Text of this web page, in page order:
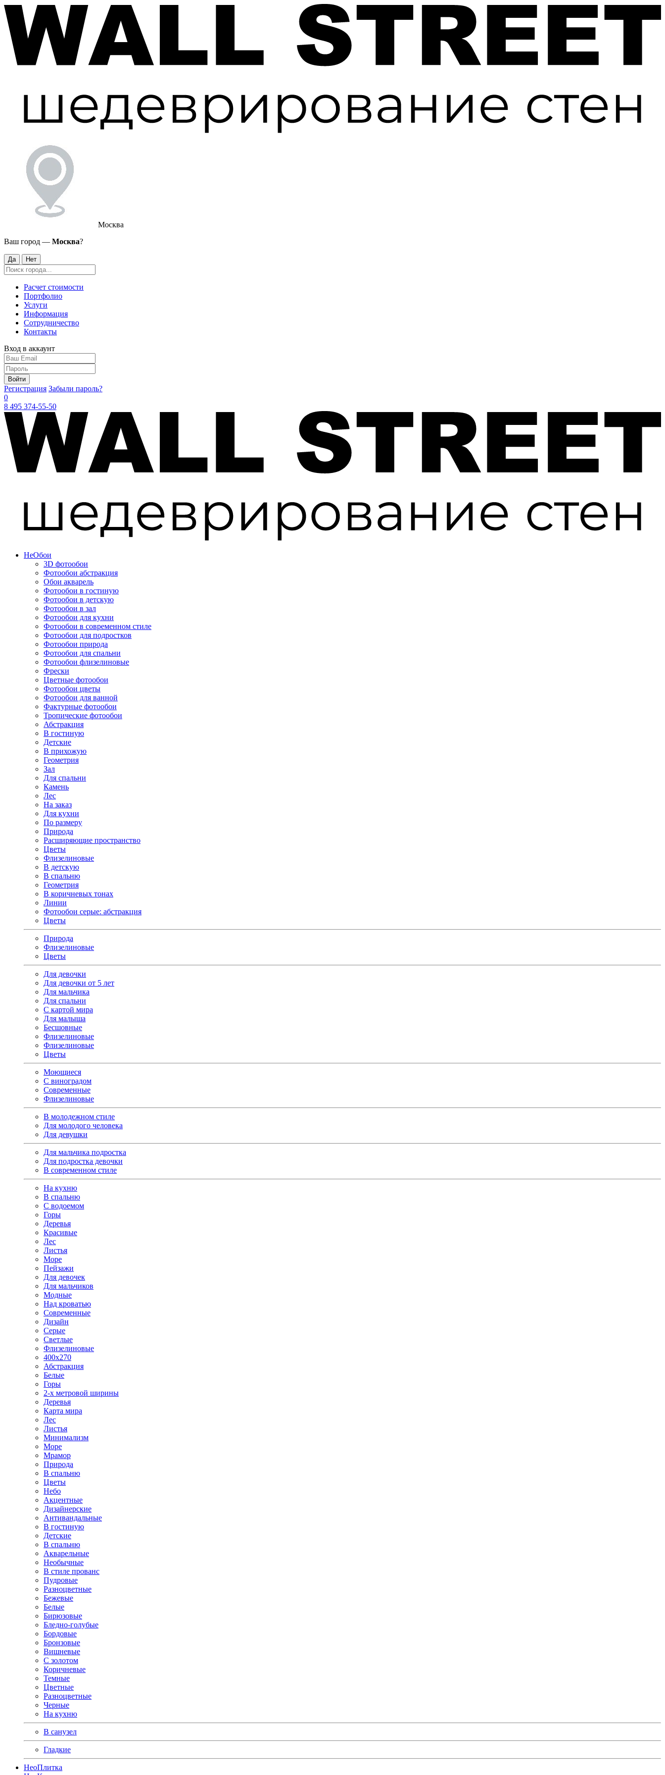
Москва
Ваш город — Москва?
Да Нет
Расчет стоимости
Портфолио
Услуги
Информация
Сотрудничество
Контакты
Вход в аккаунт
Войти
Регистрация Забыли пароль?
0
8 495 374-55-50
НеОбои
3D фотообои
Фотообои абстракция
Обои акварель
Фотообои в гостиную
Фотообои в детскую
Фотообои в зал
Фотообои для кухни
Фотообои в современном стиле
Фотообои для подростков
Фотообои природа
Фотообои для спальни
Фотообои флизелиновые
Фрески
Цветные фотообои
Фотообои цветы
Фотообои для ванной
Фактурные фотообои
Тропические фотообои
Абстракция
В гостиную
Детские
В прихожую
Геометрия
Зал
Для спальни
Камень
Лес
На заказ
Для кухни
По размеру
Природа
Расширяющие пространство
Цветы
Флизелиновые
В детскую
В спальню
Геометрия
В коричневых тонах
Линии
Фотообои серые: абстракция
Цветы
Природа
Флизелиновые
Цветы
Для девочки
Для девочки от 5 лет
Для мальчика
Для спальни
С картой мира
Для малыша
Бесшовные
Флизелиновые
Флизелиновые
Цветы
Моющиеся
С виноградом
Современные
Флизелиновые
В молодежном стиле
Для молодого человека
Для девушки
Для мальчика подростка
Для подростка девочки
В современном стиле
На кухню
В спальню
С водоемом
Горы
Деревья
Красивые
Лес
Листья
Море
Пейзажи
Для девочек
Для мальчиков
Модные
Над кроватью
Современные
Дизайн
Серые
Светлые
Флизелиновые
400х270
Абстракция
Белые
Горы
2-х метровой ширины
Деревья
Карта мира
Лес
Листья
Минимализм
Море
Мрамор
Природа
В спальню
Цветы
Небо
Акцентные
Дизайнерские
Антивандальные
В гостиную
Детские
В спальню
Акварельные
Необычные
В стиле прованс
Пудровые
Разноцветные
Бежевые
Белые
Бирюзовые
Бледно-голубые
Бордовые
Бронзовые
Вишневые
С золотом
Коричневые
Темные
Цветные
Разноцветные
Черные
На кухню
В санузел
Гладкие
НеоПлитка